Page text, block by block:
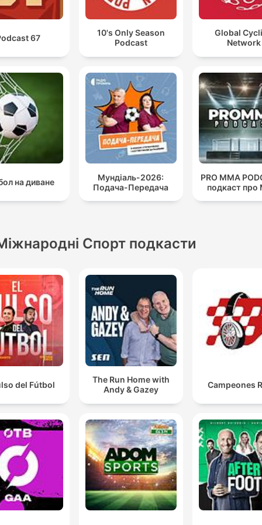
67
10's Only Season
Podcast
Global
Network
на диване
Мундіаль-2026:
Подача-Передача
PRO MMA
подкаст
Спорт подкасти
del Fútbol
The Run Home with
Andy & Gazey
Campeones